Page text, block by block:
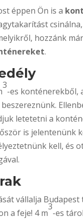
éppen Ön is a
hozzánk
.
3
-es konténerekből,
letetetni a
is jelentenünk
kell, és
vállalja
a feje! 4 m
3
-es